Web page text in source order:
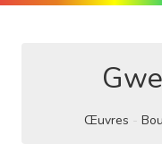
Œuvres